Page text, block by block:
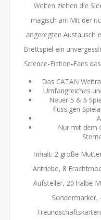
Welten ziehen die
magisch an! Mit der
angeregten Austausch
Brettspiel ein
Science-Fiction-Fans
Das CATAN
Umfangreiches
Neuer 5 & 6
flüssigen
Nur mit dem
Inhalt: 2 große
Antriebe, 8
Aufsteller, 20 halbe